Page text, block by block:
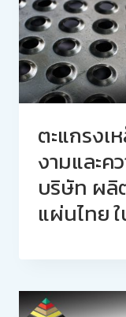
ตะแกรงเ
งามและค
บริษัท ผลิ
แผ่นไทย